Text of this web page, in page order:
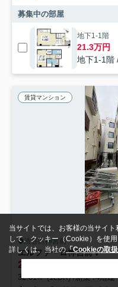
募集中の部屋
地下1-1階
21.3万円
地下1-1階
賃貸マンション
渋谷区神宮前
エルファーロ神宮前Ⅴ
24.2 管理/共益費
32.81㎡ (1LDK) /新築 /4階建
当サイトでは、お客様の当サイ
して、クッキー（Cookie）を使用
詳しくは、当社の「Cookieの取扱